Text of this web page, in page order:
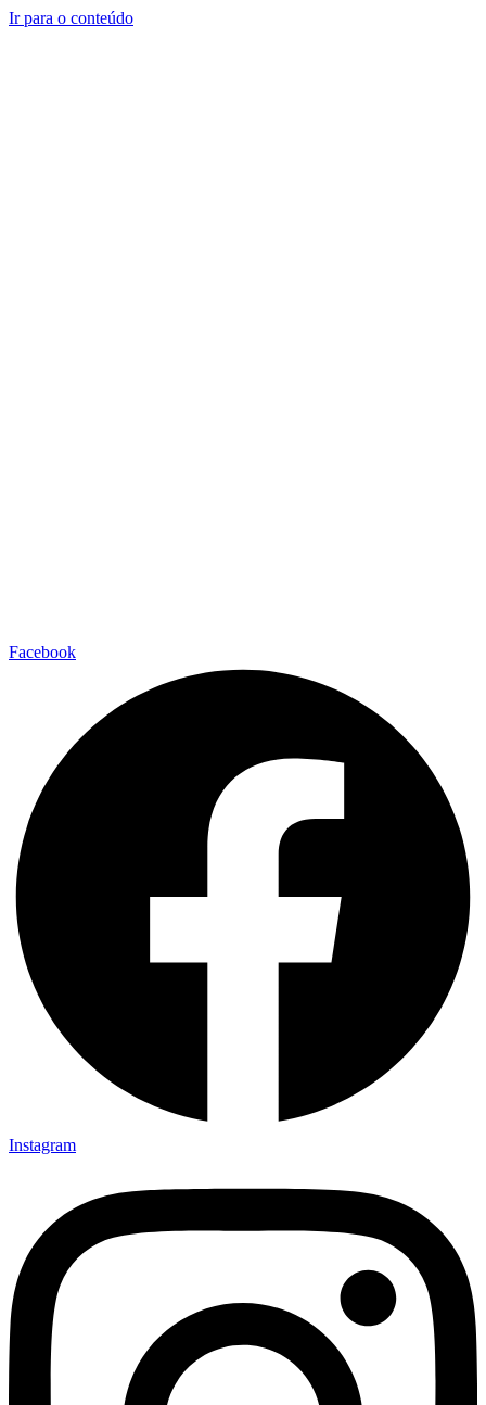
Ir para o conteúdo
Facebook
Instagram